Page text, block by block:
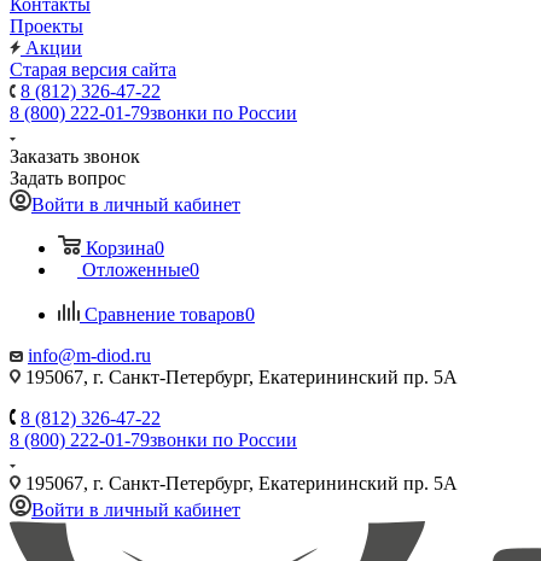
Контакты
Проекты
Акции
Старая версия сайта
8 (812) 326-47-22
8 (800) 222-01-79звонки по России
Заказать звонок
Задать вопрос
Войти в личный кабинет
Корзина0
Отложенные0
Сравнение товаров0
info@m-diod.ru
195067, г. Санкт-Петербург, Екатерининский пр. 5А
8 (812) 326-47-22
8 (800) 222-01-79звонки по России
195067, г. Санкт-Петербург, Екатерининский пр. 5А
Войти в личный кабинет